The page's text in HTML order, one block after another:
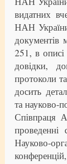
видатних
НАН
документів
251, в описі
довідки,
протоколи
досить
та науково-
проведенні
Науково-